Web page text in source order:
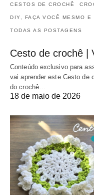
CESTOS DE CROCHÊ
DIY, FAÇA VOCÊ MESMO E
TODAS AS POSTAGENS
Cesto de crochê |
Conteúdo exclusivo para
vai aprender este Cesto de
do crochê…
18 de maio de 2026